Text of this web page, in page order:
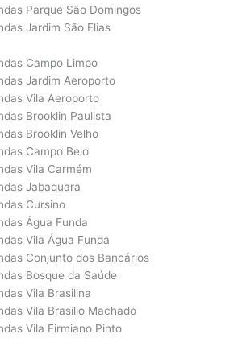
Parque São Domingos
Jardim São Elias
Campo Limpo
Jardim Aeroporto
Vila Aeroporto
Brooklin Paulista
Brooklin Velho
Campo Belo
Vila Carmém
Jabaquara
Cursino
Água Funda
Vila Água Funda
Conjunto dos Bancários
Bosque da Saúde
Vila Brasilina
Vila Brasilio Machado
Vila Firmiano Pinto